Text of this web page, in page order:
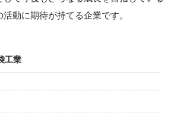
動に期待が持てる企業です。
工業